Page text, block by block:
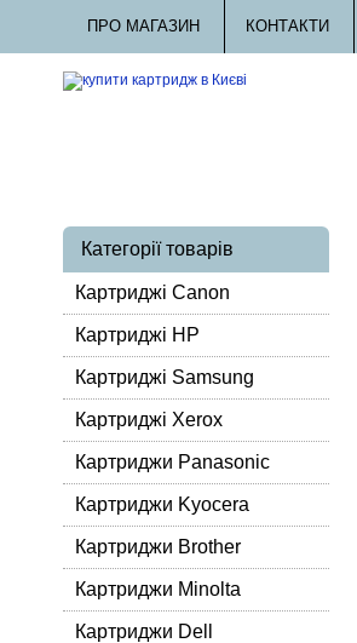
ПРО МАГАЗИН КОНТАКТИ
Категорії товарів
Картриджі Canon
Картриджі HP
Картриджі Samsung
Картриджі Xerox
Картриджи Panasonic
Картриджи Kyocera
Картриджи Brother
Картриджи Minolta
Картриджи Dell